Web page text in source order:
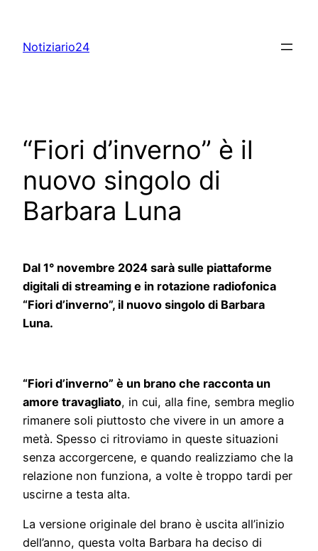
content
Notiziario24
“Fiori d’inverno” è il
nuovo singolo di
Barbara Luna
Dal 1° novembre 2024 sarà sulle piattaforme
digitali di streaming e in rotazione radiofonica
“Fiori d’inverno”, il nuovo singolo di Barbara
Luna.
“Fiori d’inverno” è un brano che racconta un
amore travagliato, in cui, alla fine, sembra meglio
rimanere soli piuttosto che vivere in un amore a
metà. Spesso ci ritroviamo in queste situazioni
senza accorgercene, e quando realizziamo che la
relazione non funziona, a volte è troppo tardi per
uscirne a testa alta.
La versione originale del brano è uscita all’inizio
dell’anno, questa volta Barbara ha deciso di